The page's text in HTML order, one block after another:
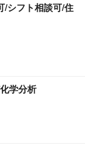
/シフト相談可/住
学分析